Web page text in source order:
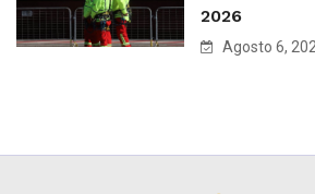
2026
Agosto 6,